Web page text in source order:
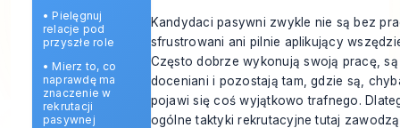
• Pielęgnuj
relacje pod
przyszłe role
• Mierz to, co
naprawdę ma
znaczenie w
rekrutacji
pasywnej
Kandydaci pasywni zwykle nie są bez
sfrustrowani ani pilnie aplikujący
Często dobrze wykonują swoją pracę,
doceniani i pozostają tam, gdzie są,
pojawi się coś wyjątkowo trafnego.
ogólne taktyki rekrutacyjne tutaj